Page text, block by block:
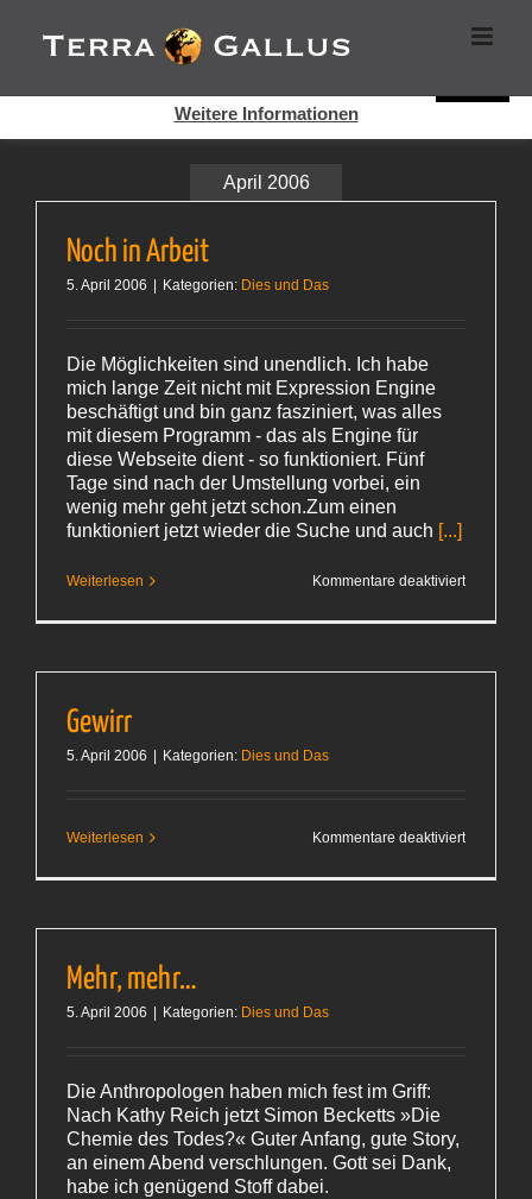
Inhalt
springen
April 2006
Noch in Arbeit
5. April 2006 Kategorien: Dies und Das
Die Möglichkeiten sind unendlich. Ich habe
mich lange Zeit nicht mit Expression Engine
beschäftigt und bin ganz fasziniert, was alles
mit diesem Programm - das als Engine für
diese Webseite dient - so funktioniert. Fünf
Tage sind nach der Umstellung vorbei, ein
wenig mehr geht jetzt schon.Zum einen
funktioniert jetzt wieder die Suche und auch [...]
Weiterlesen Kommentare deaktiviertfür
Gewirr
5. April 2006 Kategorien: Dies und Das
Weiterlesen Kommentare deaktiviertfür
Mehr, mehr…
5. April 2006 Kategorien: Dies und Das
Die Anthropologen haben mich fest im Griff:
Nach Kathy Reich jetzt Simon Becketts »Die
Chemie des Todes?« Guter Anfang, gute Story,
an einem Abend verschlungen. Gott sei Dank,
habe ich genügend Stoff dabei.
Cookies helfen auf auf dieser Seite bei der Bereitstellung der
Dienste. Durch die Nutzung dieser Webseite erklären Sie sich
Weitere Informationen